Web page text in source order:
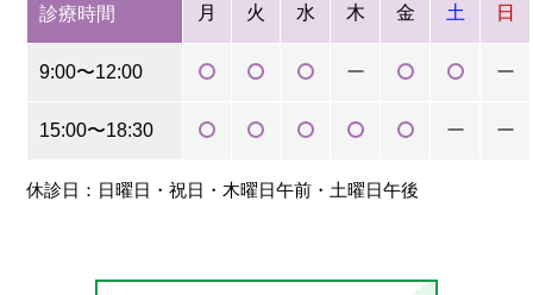
診療時間 月 火 水 木 金 土 日
9:00〜12:00 ー ー
15:00〜18:30 ー ー
休診日：日曜日・祝日・木曜日午前・土曜日午後